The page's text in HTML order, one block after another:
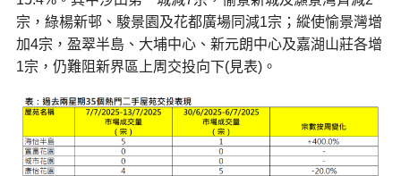
宗，綠楊新邨、駿景園及花都廣場同減1宗；縱使愉景灣增
加4宗，盈翠半島、大埔中心、新元朗中心及嘉湖山莊各增
1宗，仍難阻新界區上周交投向下(見表)。